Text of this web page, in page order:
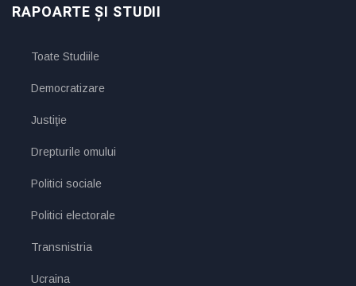
RAPOARTE ȘI STUDII
Toate Studiile
Democratizare
Justiţie
Drepturile omului
Politici sociale
Politici electorale
Transnistria
Ucraina